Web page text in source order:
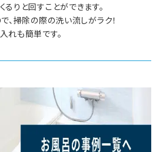
りと回すことができます。
掃除の際の洗い流しがラク！
れも簡単です。